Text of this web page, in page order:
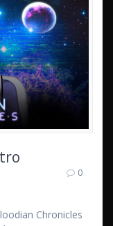
0
Chronicles